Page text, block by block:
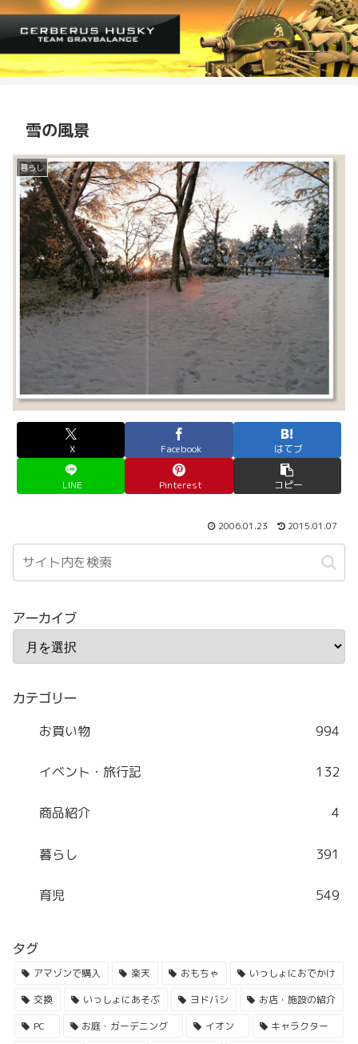
雪の風景
暮らし
X Facebook はてブ
LINE Pinterest コピー
2006.01.23 2015.01.07
アーカイブ
カテゴリー
お買い物 994
イベント・旅行記 132
商品紹介 4
暮らし 391
育児 549
タグ
アマゾンで購入 楽天 おもちゃ
いっしょにおでかけ
交換
いっしょにあそぶ ヨドバシ
お店・施設の紹介
PC
お庭・ガーデニング イオン
キャラクター